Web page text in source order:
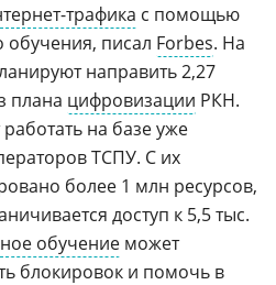
трафика с помощью
писал Forbes. На
направить 2,27
плана цифровизации РКН.
на базе уже
ТСПУ. С их
более 1 млн ресурсов,
доступ к 5,5 тыс.
обучение может
блокировок и помочь в